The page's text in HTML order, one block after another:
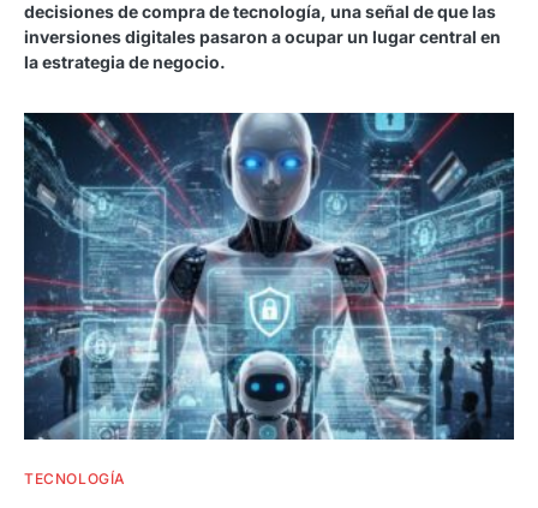
decisiones de compra de tecnología, una señal de que las
inversiones digitales pasaron a ocupar un lugar central en
la estrategia de negocio.
TECNOLOGÍA